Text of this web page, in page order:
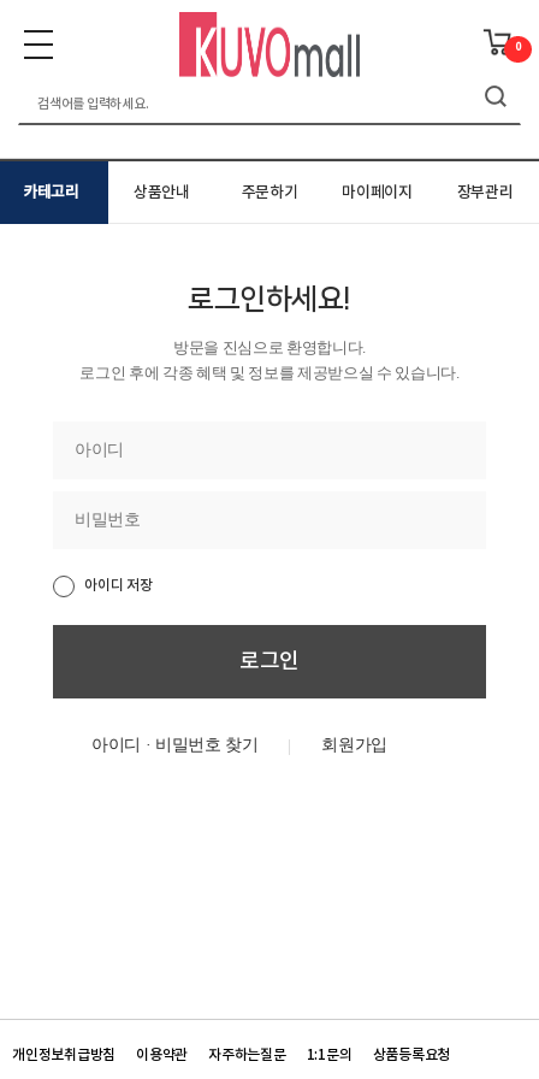
0
카테고리 상품안내 주문하기 마이페이지 장부관리
로그인하세요!
방문을 진심으로 환영합니다.
로그인 후에 각종 혜택 및 정보를 제공받으실 수 있습니다.
아이디 저장
아이디 · 비밀번호 찾기
개인정보취급방침 이용약관 자주하는질문 1:1문의 상품등록요청